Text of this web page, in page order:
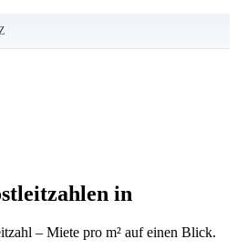
in
– Miete pro m² auf einen Blick.